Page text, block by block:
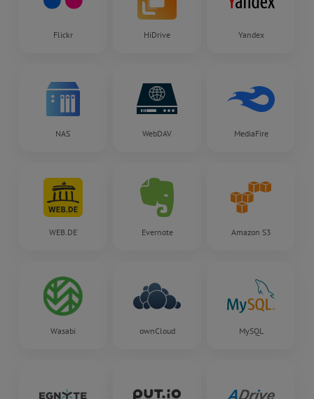
Flickr HiDrive Yandex
NAS WebDAV MediaFire
WEB.DE Evernote Amazon S3
Wasabi ownCloud MySQL